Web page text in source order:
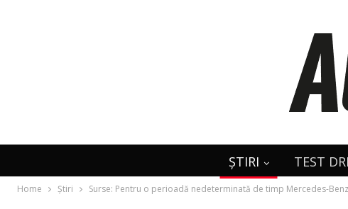
ȘTIRI TEST
Home Știri Surse: Pentru o perioadă nedeterminată de timp Mercedes-